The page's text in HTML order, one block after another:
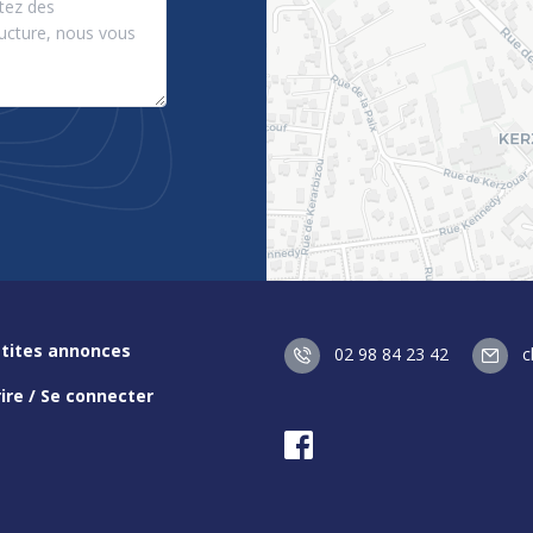
annonces
/ Se connecter
02 98 84 23 42